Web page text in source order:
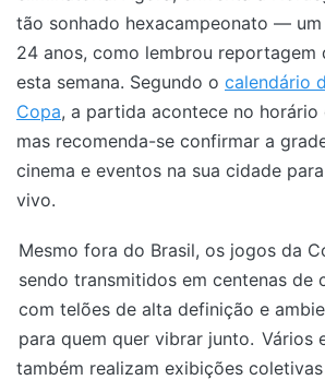
tão sonhado hexacampeonato — um
24 anos, como lembrou reportagem
esta semana. Segundo o calendário
Copa, a partida acontece no horário
mas recomenda-se confirmar a
cinema e eventos na sua cidade
vivo.
Mesmo fora do Brasil, os jogos da
sendo transmitidos em centenas de
com telões de alta definição e
para quem quer vibrar junto. Vários
também realizam exibições